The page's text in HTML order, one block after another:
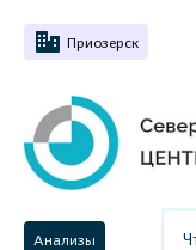
Приозерск
Анализы